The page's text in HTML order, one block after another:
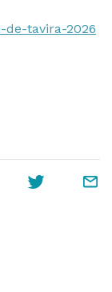
tavira-2026